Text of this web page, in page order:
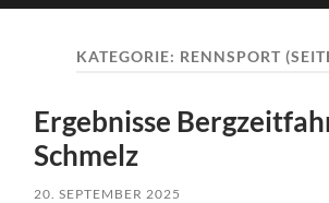
Menü
KATEGORIE: RENNSPORT
Ergebnisse
Schmelz
20. SEPTEMBER 2025